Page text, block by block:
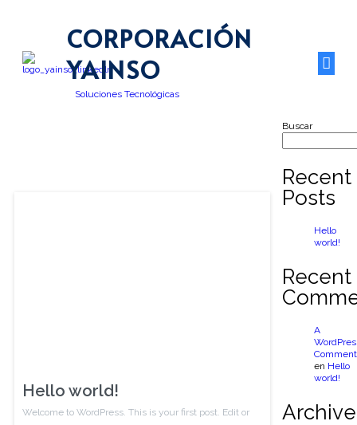
CORPORACIÓN
YAINSO
Soluciones Tecnológicas
Hello world!
Welcome to WordPress. This is your first post. Edit or
Buscar
Recent
Posts
Hello
world!
Recent
A
en Hello
world!